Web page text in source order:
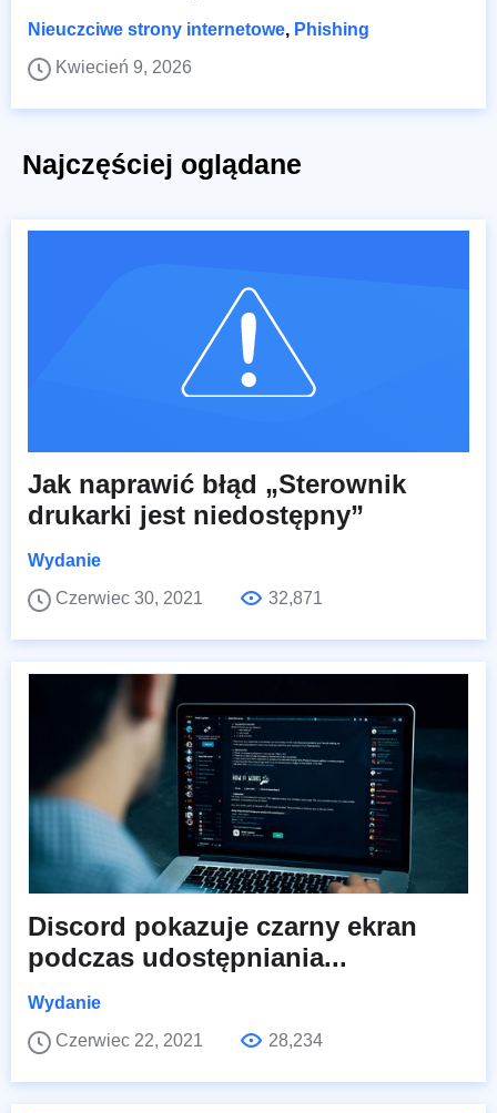
Nieuczciwe strony internetowe, Phishing
Kwiecień 9, 2026
Najczęściej oglądane
Jak naprawić błąd „Sterownik
drukarki jest niedostępny”
Wydanie
Czerwiec 30, 2021
32,871
Discord pokazuje czarny ekran
podczas udostępniania...
Wydanie
Czerwiec 22, 2021
28,234